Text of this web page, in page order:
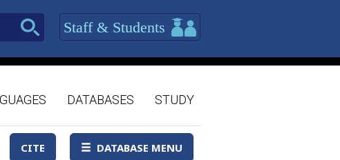
Staff & Students
DATABASES STUDY
CITE DATABASE MENU